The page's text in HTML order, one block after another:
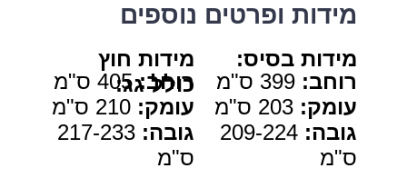
מידות ופרטים נוספים
מידות בסיס:
רוחב:
עומק:
גובה: 209-224
ס"מ
מידות חוץ
כולל גג: רוחב:405 ס"מ
עומק: 210 ס"מ
גובה: 217-233
ס"מ